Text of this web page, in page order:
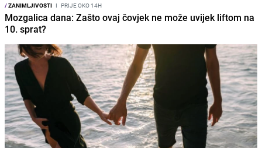
/ZANIMLJIVOSTI I PRIJE OKO 14H
Mozgalica dana: Zašto ovaj čovjek ne može uvijek liftom na
10. sprat?